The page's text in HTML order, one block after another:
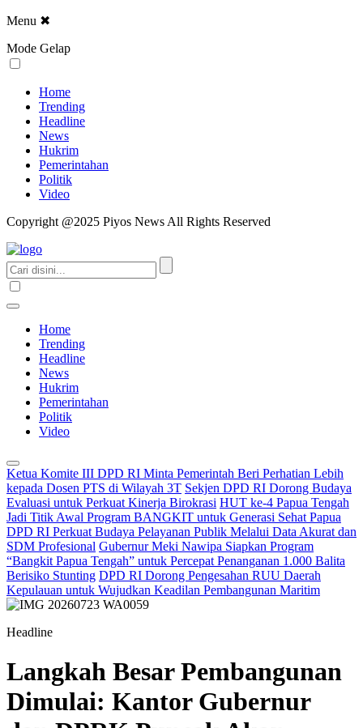
Menu ✖
Mode Gelap
Home
Trending
Headline
News
Hukrim
Pemerintahan
Politik
Video
Copyright @2025 Piyos News All Rights Reserved
Home
Trending
Headline
News
Hukrim
Pemerintahan
Politik
Video
Ketua Komite III DPD RI Minta Pemerintah Beri Perhatian Lebih
kepada Dosen PTS di Wilayah 3T Sekjen DPD RI Dorong Budaya
Evaluasi untuk Perkuat Kinerja Birokrasi HUT ke-4 Papua Tengah
Jadi Titik Awal Program BANGKIT untuk Generasi Sehat Papua
DPD RI Perkuat Budaya Pelayanan Publik Melalui Data Akurat dan
SDM Profesional Gubernur Meki Nawipa Siapkan Program
“Bangkit Papua Tengah” untuk Percepat Penanganan 1.000 Balita
Berisiko Stunting DPD RI Dorong Pengesahan RUU Daerah
Kepulauan untuk Wujudkan Keadilan Pembangunan Maritim
Headline
Langkah Besar Pembangunan
Dimulai: Kantor Gubernur